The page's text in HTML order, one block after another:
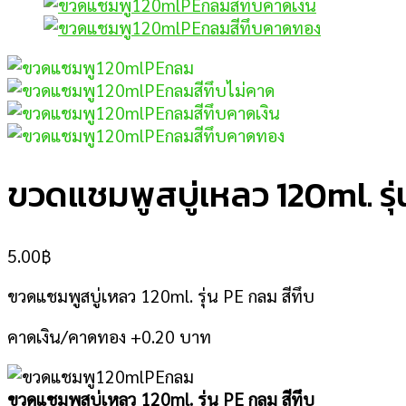
ขวดแชมพูสบู่เหลว 120ml.
5.00฿
ขวดแชมพูสบู่เหลว 120ml. รุ่น PE กลม สีทึบ
คาดเงิน/คาดทอง +0.20 บาท
ขวดแชมพูสบู่เหลว 120ml. รุ่น PE กลม สีทึบ